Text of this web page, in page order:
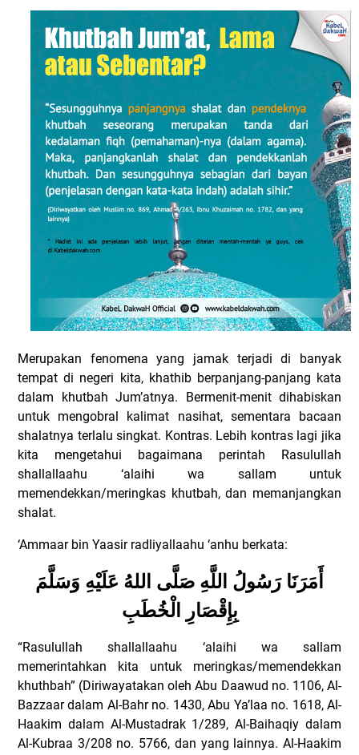
Merupakan fenomena yang jamak terjadi di banyak
tempat di negeri kita, khathib berpanjang-panjang kata
dalam khutbah Jum’atnya. Bermenit-menit dihabiskan
untuk mengobral kalimat nasihat, sementara bacaan
shalatnya terlalu singkat. Kontras. Lebih kontras lagi jika
kita mengetahui bagaimana perintah Rasulullah
shallallaahu ‘alaihi wa sallam untuk
memendekkan/meringkas khutbah, dan memanjangkan
shalat.
‘Ammaar bin Yaasir radliyallaahu ‘anhu berkata:
أَمَرَنَا رَسُولُ اللَّهِ صَلَّى اللهُ عَلَيْهِ وَسَلَّمَ
بِإِقْصَارِ الْخُطَبِ
“Rasulullah shallallaahu ‘alaihi wa sallam
memerintahkan kita untuk meringkas/memendekkan
khuthbah” (Diriwayatakan oleh Abu Daawud no. 1106, Al-
Bazzaar dalam Al-Bahr no. 1430, Abu Ya’laa no. 1618, Al-
Haakim dalam Al-Mustadrak 1/289, Al-Baihaqiy dalam
Al-Kubraa 3/208 no. 5766, dan yang lainnya. Al-Haakim